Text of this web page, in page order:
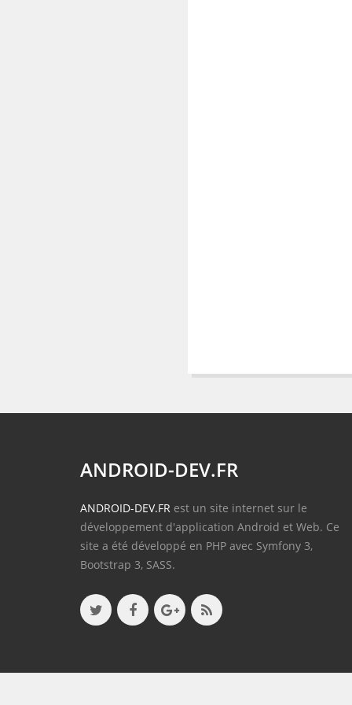
ANDROID-DEV.FR
ANDROID-DEV.FR est un site internet sur le
développement d'application Android et Web. Ce
site a été développé en PHP avec Symfony 3,
Bootstrap 3, SASS.